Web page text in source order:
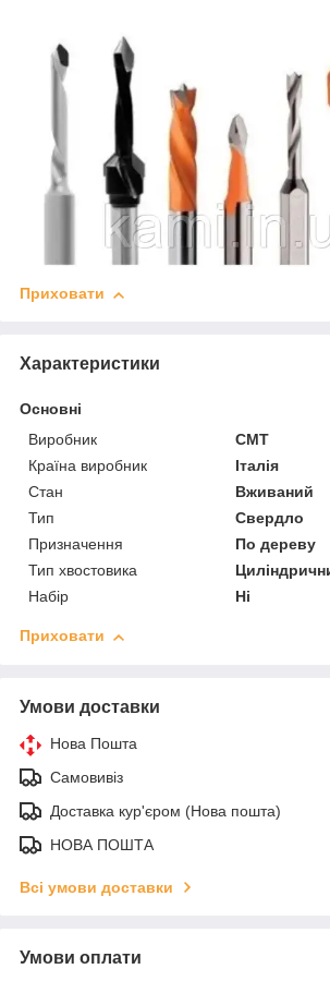
Приховати
Характеристики
Основні
Виробник
СМТ
Країна виробник
Італія
Стан
Вживаний
Тип
Свердло
Призначення
По дереву
Тип хвостовика
Набір
Ні
Приховати
Умови доставки
Нова Пошта
Самовивіз
Доставка кур'єром (Нова пошта)
НОВА ПОШТА
Всі умови доставки
Умови оплати